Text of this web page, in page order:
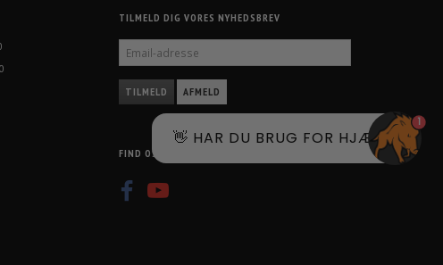
TILMELD DIG VORES NYHEDSBREV
ADRESSE
TILMELD AFMELD
FIND OS PÅ
👋 HAR DU BRUG FOR HJÆLP?
1